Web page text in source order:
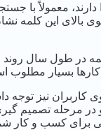
معمولاً با
این کلمه
در طول سال
بسیار مطلوب
نیز توجه
مرحله تصمیم گیری
برای کسب و کار